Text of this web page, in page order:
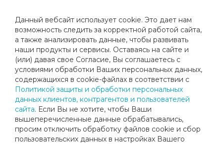
Данный вебсайт использует cookie. Это дает нам
возможность следить за корректной работой сайта,
а также анализировать данные, чтобы развивать
наши продукты и сервисы. Оставаясь на сайте и
(или) давая свое Согласие, Вы соглашаетесь с
условиями обработки Ваших персональных данных,
содержащихся в cookie-файлах в соответствии с
Политикой защиты и обработки персональных
данных клиентов, контрагентов и пользователей
сайта. Если Вы не хотите, чтобы Ваши
вышеперечисленные данные обрабатывались,
просим отключить обработку файлов cookie и сбор
пользовательских данных в настройках Вашего
ПОЗДРАВЛЯЕМ НИКИТУ КИМ
Поздравляем Ким Никиту со вторым местом на турнире
«Первенство Одинцовского МР на призы ТЦ "Гранд
Теннис»! Молодец, хороший результат! Желаем новых
успехов и побед! (Тренер Гордеева Н.Л.)